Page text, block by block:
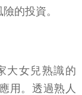
的投資。
大女兒熟識的
用。透過熟人